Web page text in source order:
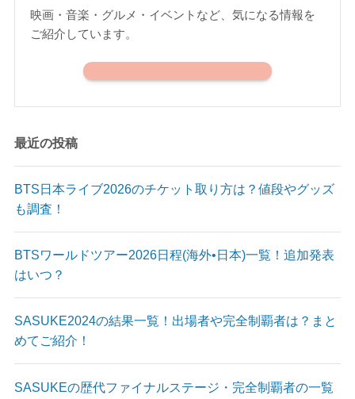
映画・音楽・グルメ・イベントなど、気になる情報を
ご紹介しています。
最近の投稿
BTS日本ライブ2026のチケット取り方は？値段やグッズ
も調査！
BTSワールドツアー2026日程(海外•日本)一覧！追加発表
はいつ？
SASUKE2024の結果一覧！出場者や完全制覇者は？まと
めてご紹介！
SASUKEの歴代ファイナルステージ・完全制覇者の一覧